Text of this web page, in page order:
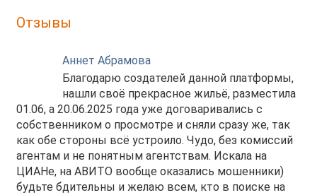
Отзывы
Аннет Абрамова
Благодарю создателей данной платформы,
нашли своё прекрасное жильё, разместила
01.06, а 20.06.2025 года уже договаривались с
собственником о просмотре и сняли сразу же, так
как обе стороны всё устроило. Чудо, без комиссий
агентам и не понятным агентствам. Искала на
ЦИАНе, на АВИТО вообще оказались мошенники)
будьте бдительны и желаю всем, кто в поиске на